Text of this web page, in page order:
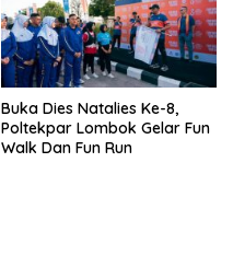
Buka Dies Natalies Ke-8,
Poltekpar Lombok Gelar Fun
Walk Dan Fun Run